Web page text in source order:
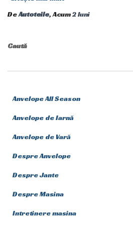
DeAutoteile, Acum2 luni
Caută
Anvelope All Season
Anvelope de Iarnă
Anvelope de Vară
Despre Anvelope
Despre Jante
Despre Masina
Intretinere masina